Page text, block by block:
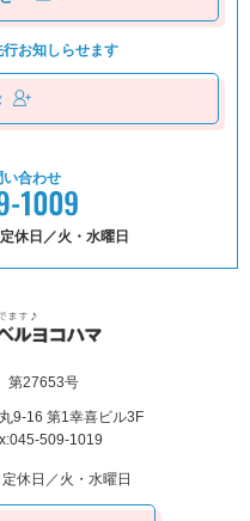
⾏お知しらせます
い合わせ
定休日／火・水曜日
第27653号
9-16 第1幸喜ビル3F
509-1019
休日／火・水曜日